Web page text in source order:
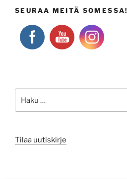
SEURAA MEITÄ SOMESSA!
Tilaa uutiskirje